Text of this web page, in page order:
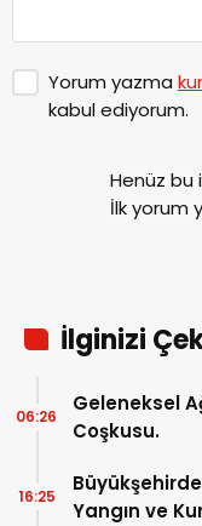
Yorum yazma
kabul ediyorum.
Henüz bu
İlk yorum
İlginizi
Geleneksel
Coşkusu.
06:26
Yangın ve
16:25